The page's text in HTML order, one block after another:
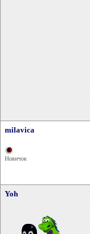
milavica
Новичок
Yoh